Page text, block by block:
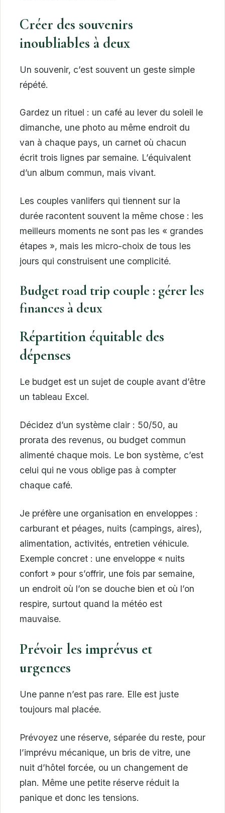
Créer des souvenirs
inoubliables à deux
Un souvenir, c’est souvent un geste simple
répété.
Gardez un rituel : un café au lever du soleil le
dimanche, une photo au même endroit du
van à chaque pays, un carnet où chacun
écrit trois lignes par semaine. L’équivalent
d’un album commun, mais vivant.
Les couples vanlifers qui tiennent sur la
durée racontent souvent la même chose : les
meilleurs moments ne sont pas les « grandes
étapes », mais les micro-choix de tous les
jours qui construisent une complicité.
Budget road trip couple : gérer les
finances à deux
Répartition équitable des
dépenses
Le budget est un sujet de couple avant d’être
un tableau Excel.
Décidez d’un système clair : 50/50, au
prorata des revenus, ou budget commun
alimenté chaque mois. Le bon système, c’est
celui qui ne vous oblige pas à compter
chaque café.
Je préfère une organisation en enveloppes :
carburant et péages, nuits (campings, aires),
alimentation, activités, entretien véhicule.
Exemple concret : une enveloppe « nuits
confort » pour s’offrir, une fois par semaine,
un endroit où l’on se douche bien et où l’on
respire, surtout quand la météo est
mauvaise.
Prévoir les imprévus et
urgences
Une panne n’est pas rare. Elle est juste
toujours mal placée.
Prévoyez une réserve, séparée du reste, pour
l’imprévu mécanique, un bris de vitre, une
nuit d’hôtel forcée, ou un changement de
plan. Même une petite réserve réduit la
panique et donc les tensions.